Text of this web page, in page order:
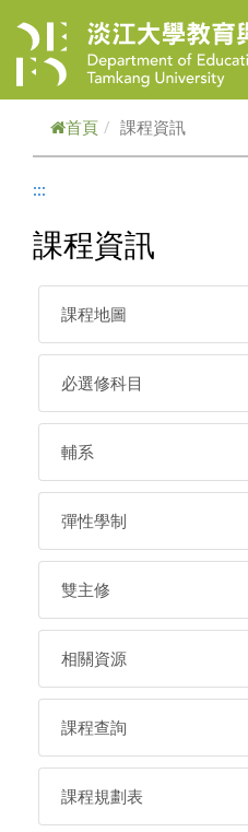
首頁 課程資訊
:::
課程資訊
課程地圖
必選修科目
輔系
彈性學制
雙主修
相關資源
課程查詢
課程規劃表